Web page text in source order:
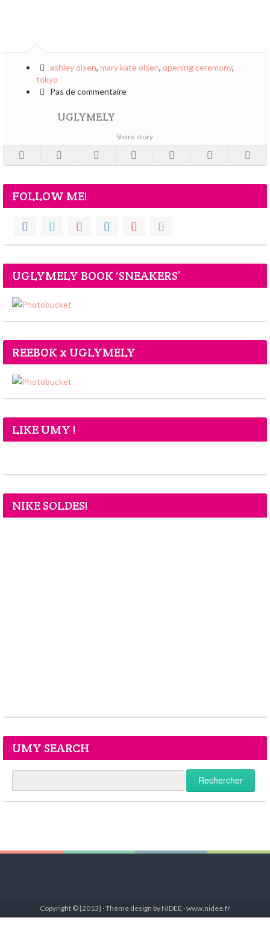
ashley olsen, mary kate olsen, opening ceremony,
tokyo
Pas de commentaire
UGLYMELY
Share story
FOLLOW ME!
UGLYMELY BOOK ‘SNEAKERS’
REEBOK x UGLYMELY
LIKE UMY !
NIKE SOLDES!
UMY SEARCH
Copyright © {2013} · Theme design by NIDEE · www.nidee.fr